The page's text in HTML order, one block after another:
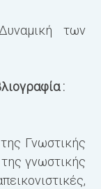
των
:
Γνωστικής
γνωστικής